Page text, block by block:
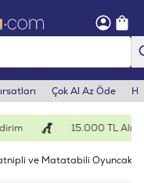
Çok Al Az Öde
15.000 TL
ve Matatabili Oyuncaklar